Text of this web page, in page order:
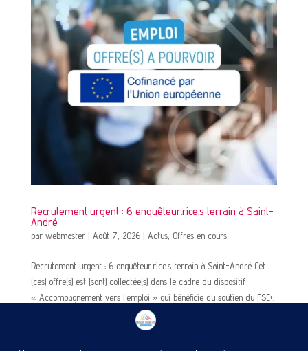
Recrutement urgent : 6 enquêteur.rice.s terrain à Saint-
André
par webmaster| Août 7, 2026| Actus, Offres en cours
Recrutement urgent : 6 enquêteur.rice.s terrain à Saint-André Cet
(ces) offre(s) est (sont) collectée(s) dans le cadre du dispositif
« Accompagnement vers l’emploi » qui bénéficie du soutien du FSE+.
En savoir plus Dans le cadre d’un recrutement urgent,...